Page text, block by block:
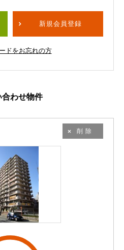
新規会員登録
ドをお忘れの方
合わせ物件
削除